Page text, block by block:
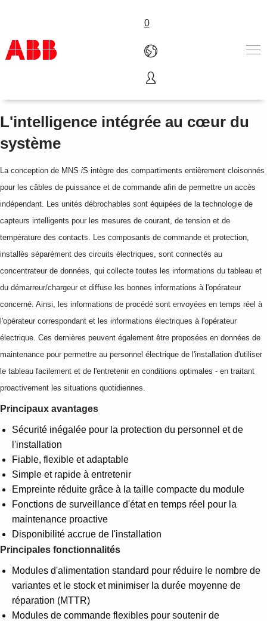
0
Produits & Services
Services
A propos
Contactez-nous
Carrières
Suggestions
Products
See more products
Shopping list preview
L'intelligence intégrée au cœur du
système
La conception de MNS iS intègre des compartiments entièrement cloisonnés
pour les câbles de puissance et de commande afin de permettre un accès
indépendant. Les unités débrochables sont équipées de la technologie de
capteurs intelligents pour les mesures de courant, de tension et de
température des contacts. Les composants de commande et protection,
installés séparément des circuits électriques, sont connectés au
concentrateur de données, qui collecte toutes les informations du tableau et
du démarreur/chargeur et diffuse les bonnes informations à l'opérateur
concerné. Ainsi, les informations de procédé sont envoyées en temps réel à
l'opérateur correspondant et les informations électriques à l'opérateur
électrique. Ces dernières peuvent également être proposées en données de
maintenance pour permettre au personnel électrique de l'installation d'utiliser
le tableau facilement et de l'entretenir en conditions optimales - en traitant
proactivement les situations quotidiennes.
Principaux avantages
Sécurité inégalée pour la protection du personnel et de
l'installation
Fiable, flexible et adaptable
Simple et rapide à entretenir
Empreinte réduite grâce à la taille compacte du module
Fonctions de surveillance d'état en temps réel pour la
maintenance proactive
Disponibilité accrue de l'installation
Principales fonctionnalités
Modules d'alimentation standard pour réduire le nombre de
variantes et le stock et minimiser la durée moyenne de
réparation (MTTR)
Modules de commande flexibles pour soutenir de